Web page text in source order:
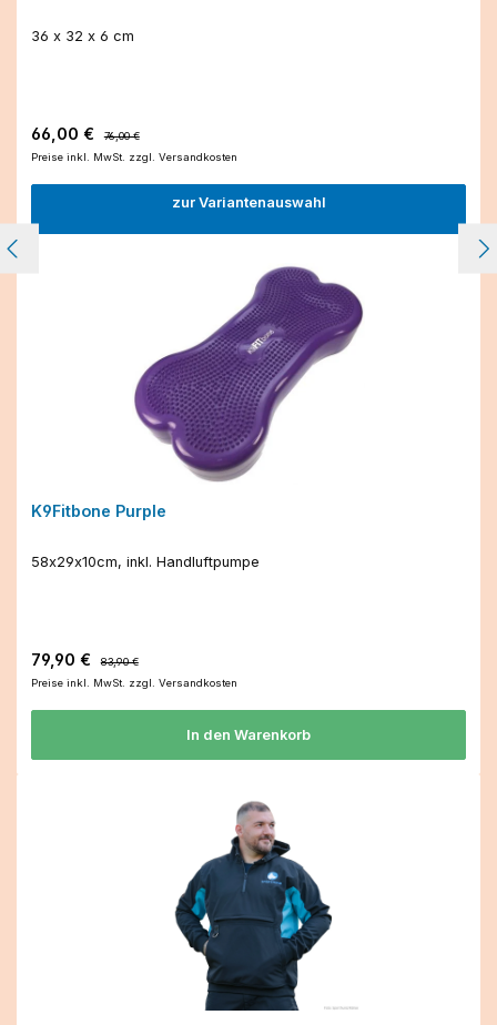
36 x 32 x 6 cm
Verkaufspreis:
66,00 €
76,00 €
Preise inkl. MwSt. zzgl. Versandkosten
zur Variantenauswahl
K9Fitbone Purple
58x29x10cm, inkl. Handluftpumpe
Verkaufspreis:
79,90 €
83,90 €
Preise inkl. MwSt. zzgl. Versandkosten
In den Warenkorb